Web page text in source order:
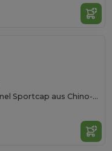
Sommerlicher 6-Panel Sportcap aus Chino-Baumwolle